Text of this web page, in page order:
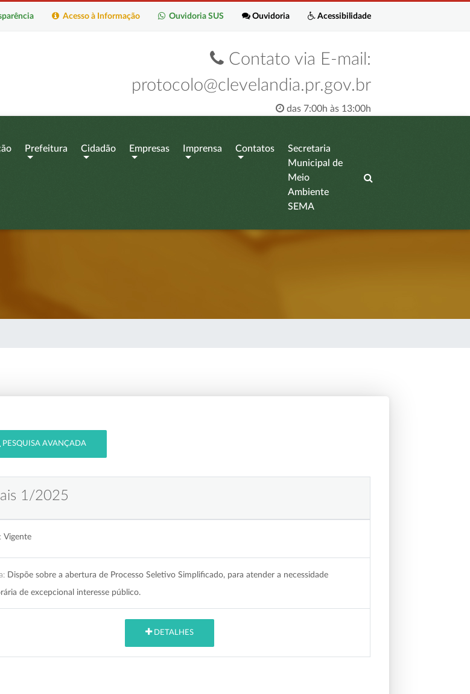
Acessibilidade
Ouvidoria
Ouvidoria SUS
Acesso à Informação
Contato via E-mail:
protocolo@clevelandia.pr.gov.br
das 7:00h às 13:00h
Prefeitura Cidadão Empresas Imprensa Contatos
Secretaria
Municipal de
Meio
Ambiente
SEMA
PESQUISA AVANÇADA
1/2025
Vigente
Dispõe sobre a abertura de Processo Seletivo Simplificado, para atender a necessidade
de excepcional interesse público.
DETALHES